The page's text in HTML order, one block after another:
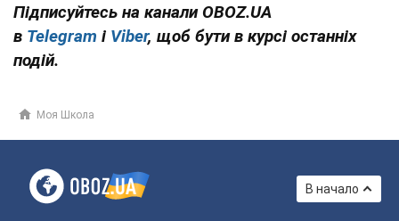
Підписуйтесь на канали OBOZ.UA
в Telegram і Viber, щоб бути в курсі останніх
подій.
Моя Школа
В начало